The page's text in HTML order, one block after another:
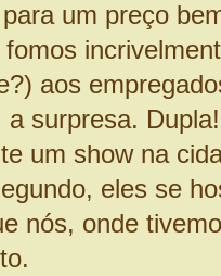
um preço
aos
surpresa.
um show na
eles se
nós, onde